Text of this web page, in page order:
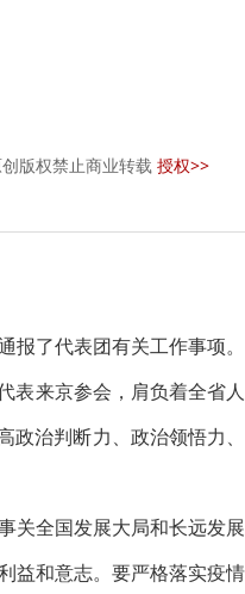
版权禁止商业转载 授权>>
了代表团有关工作事项。
表来京参会，肩负着全省人
政治判断力、政治领悟力、
关全国发展大局和长远发展
益和意志。要严格落实疫情